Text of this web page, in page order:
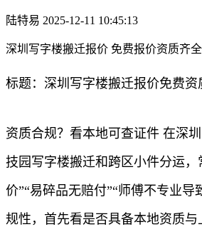
陆特易 2025-12-11 10:45:13
深圳写字楼搬迁报价 免费报价资质齐
标题：深圳写字楼搬迁报价免费资
资质合规？看本地可查证件 在深
技园写字楼搬迁和跨区小件分运，
价”“易碎品无赔付”“师傅不专业导
规性，首先看是否具备本地资质